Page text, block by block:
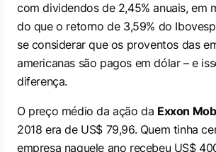
com dividendos de 2,45% anuais, em
do que o retorno de 3,59% do
se considerar que os proventos das
americanas são pagos em dólar – e
diferença.
O preço médio da ação da Exxon
2018 era de US$ 79,96. Quem tinha
empresa naquele ano recebeu US$